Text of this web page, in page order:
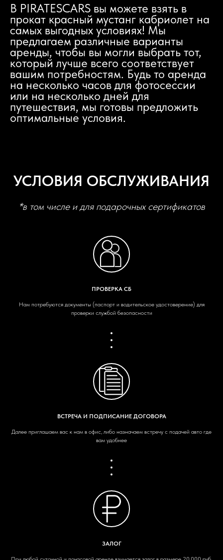
В PIRATESCARS вы можете взять в
прокат красный мустанг кабриолет на
самых выгодных условиях! Мы
предлагаем различные варианты
аренды, чтобы вы могли выбрать тот,
который лучше всего соответствует
вашим потребностям. Будь то аренда
на несколько часов для фотосессии
или на несколько дней для
путешествия, мы готовы предложить
оптимальные условия.
УСЛОВИЯ ОБСЛУЖИВАНИЯ
*в том числе и для подарочных сертификатов
ПРОВЕРКА СБ
Нам потребуются документы (паспорт и водительское удостоверение) для
проверки службой безопасности
ВСТРЕЧА И ПОДПИСАНИЕ ДОГОВОРА
Далее приглашаем вас к нам в офис, либо назначаем встречу с подачей авто где
вам удобнее
ЗАЛОГ